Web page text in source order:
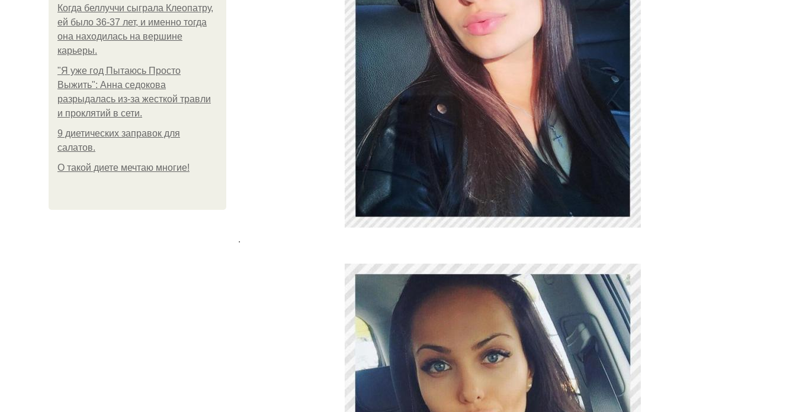
Когда беллуччи сыграла Клеопатру,
ей было 36-37 лет, и именно тогда
она находилась на вершине
карьеры.
"Я уже год Пытаюсь Просто
Выжить": Анна седокова
разрыдалась из-за жесткой травли
и проклятий в сети.
9 диетических заправок для
салатов.
О такой диете мечтаю многие!
.